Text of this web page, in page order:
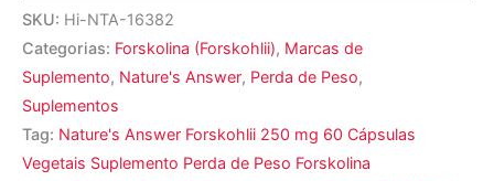
SKU: Hi-NTA-16382
Categorias: Forskolina (Forskohlii), Marcas de
Suplemento, Nature's Answer, Perda de Peso,
Suplementos
Tag: Nature's Answer Forskohlii 250 mg 60 Cápsulas
Vegetais Suplemento Perda de Peso Forskolina